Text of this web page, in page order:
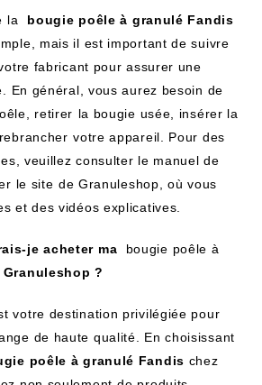
la
bougie poêle à granulé Fandis
mais‌ il est important de ‍suivre
fabricant pour​ assurer une
En général, vous aurez besoin de
retirer ⁣la bougie usée, insérer ‌la
votre appareil. Pour des
veuillez consulter le ‌manuel ‍de
le site ⁢de Granuleshop, où vous
et des vidéos explicatives.
je acheter ma
bougie poêle à
Granuleshop ?
votre destination privilégiée pour
de haute qualité. En choisissant
poêle‌ à granulé Fandis chez